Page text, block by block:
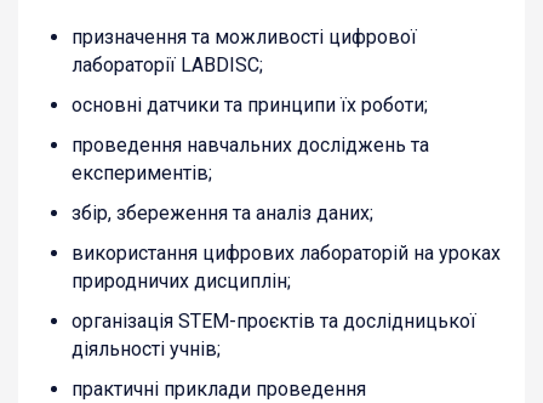
призначення та можливості цифрової
лабораторії LABDISC;
основні датчики та принципи їх роботи;
проведення навчальних досліджень та
експериментів;
збір, збереження та аналіз даних;
використання цифрових лабораторій на уроках
природничих дисциплін;
організація STEM-проєктів та дослідницької
діяльності учнів;
практичні приклади проведення